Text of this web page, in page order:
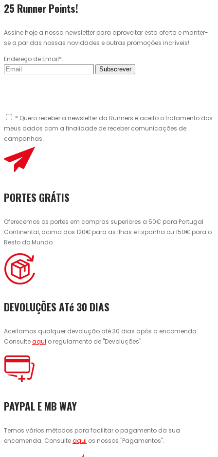
25 Runner Points!
Assine hoje a nossa newsletter para aproveitar esta oferta e manter-
se a par das nossas novidades e outras promoções incríveis!
Endereço de Email*:
Subscrever
* Quero receber a newsletter da Runners e aceito o tratamento dos
meus dados com a finalidade de receber comunicações de
campanhas.
PORTES GRÁTIS
Oferecemos os portes em compras superiores a 50€ para Portugal
Continental, acima dos 120€ para as Ilhas e Espanha ou 150€ para o
Resto do Mundo.
DEVOLUÇÕES ATé 30 DIAS
Aceitamos qualquer devolução até 30 dias após a encomenda.
Consulteaqui o regulamento de "Devoluções".
PAYPAL E MB WAY
Temos vários métodos para facilitar o pagamento da sua
encomenda. Consulteaqui os nossos "Pagamentos".